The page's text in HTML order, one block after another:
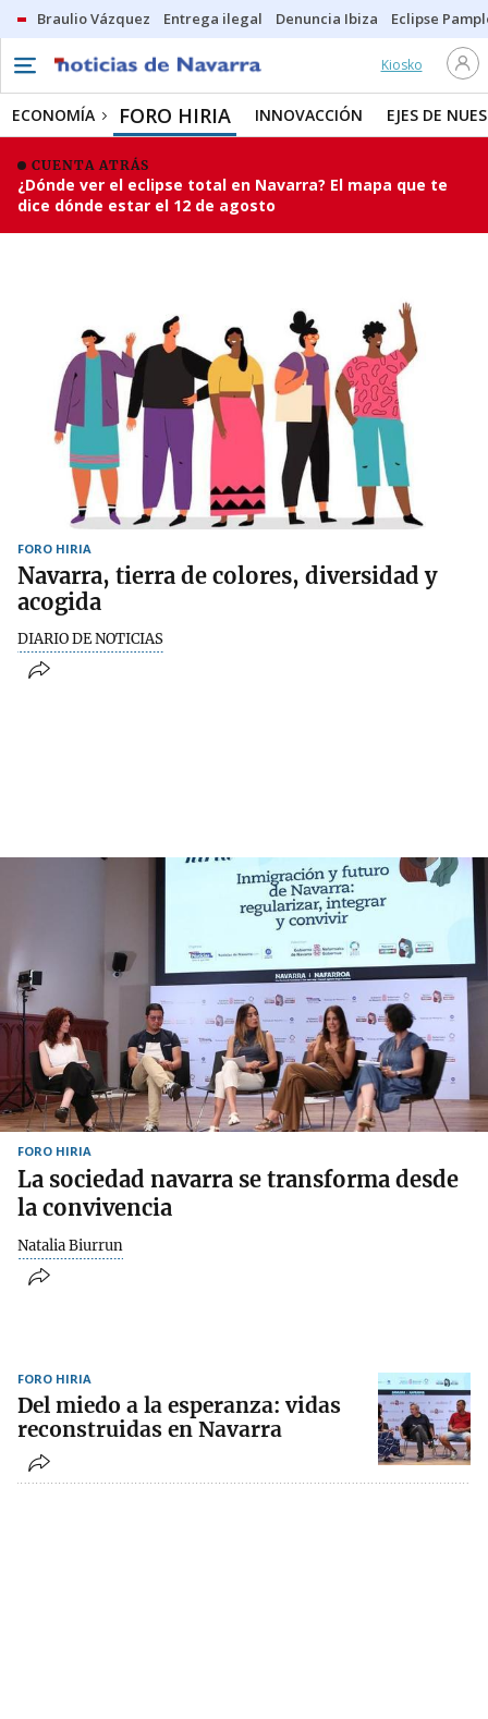
Braulio Vázquez Entrega ilegal Denuncia Ibiza Eclipse
Kiosko
ECONOMÍA FORO HIRIA INNOVACCIÓN EJES DE
CUENTA ATRÁS
¿Dónde ver el eclipse total en Navarra? El mapa que te
dice dónde estar el 12 de agosto
FORO HIRIA
Navarra, tierra de colores, diversidad y
acogida
DIARIO DE NOTICIAS
FORO HIRIA
La sociedad navarra se transforma desde
la convivencia
Natalia Biurrun
FORO HIRIA
Del miedo a la esperanza: vidas
reconstruidas en Navarra